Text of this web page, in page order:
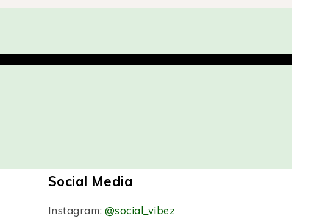
Social Media
Instagram: @social_vibez